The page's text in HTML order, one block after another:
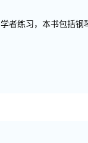
者练习，本书包括钢